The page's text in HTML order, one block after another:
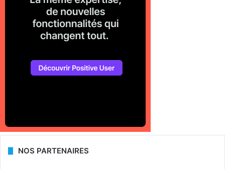
NOS PARTENAIRES